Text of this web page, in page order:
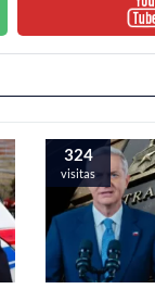
324
visitas